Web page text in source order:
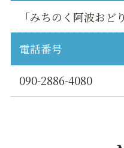
「みちのく阿波お
電話番号
090-2886-4080